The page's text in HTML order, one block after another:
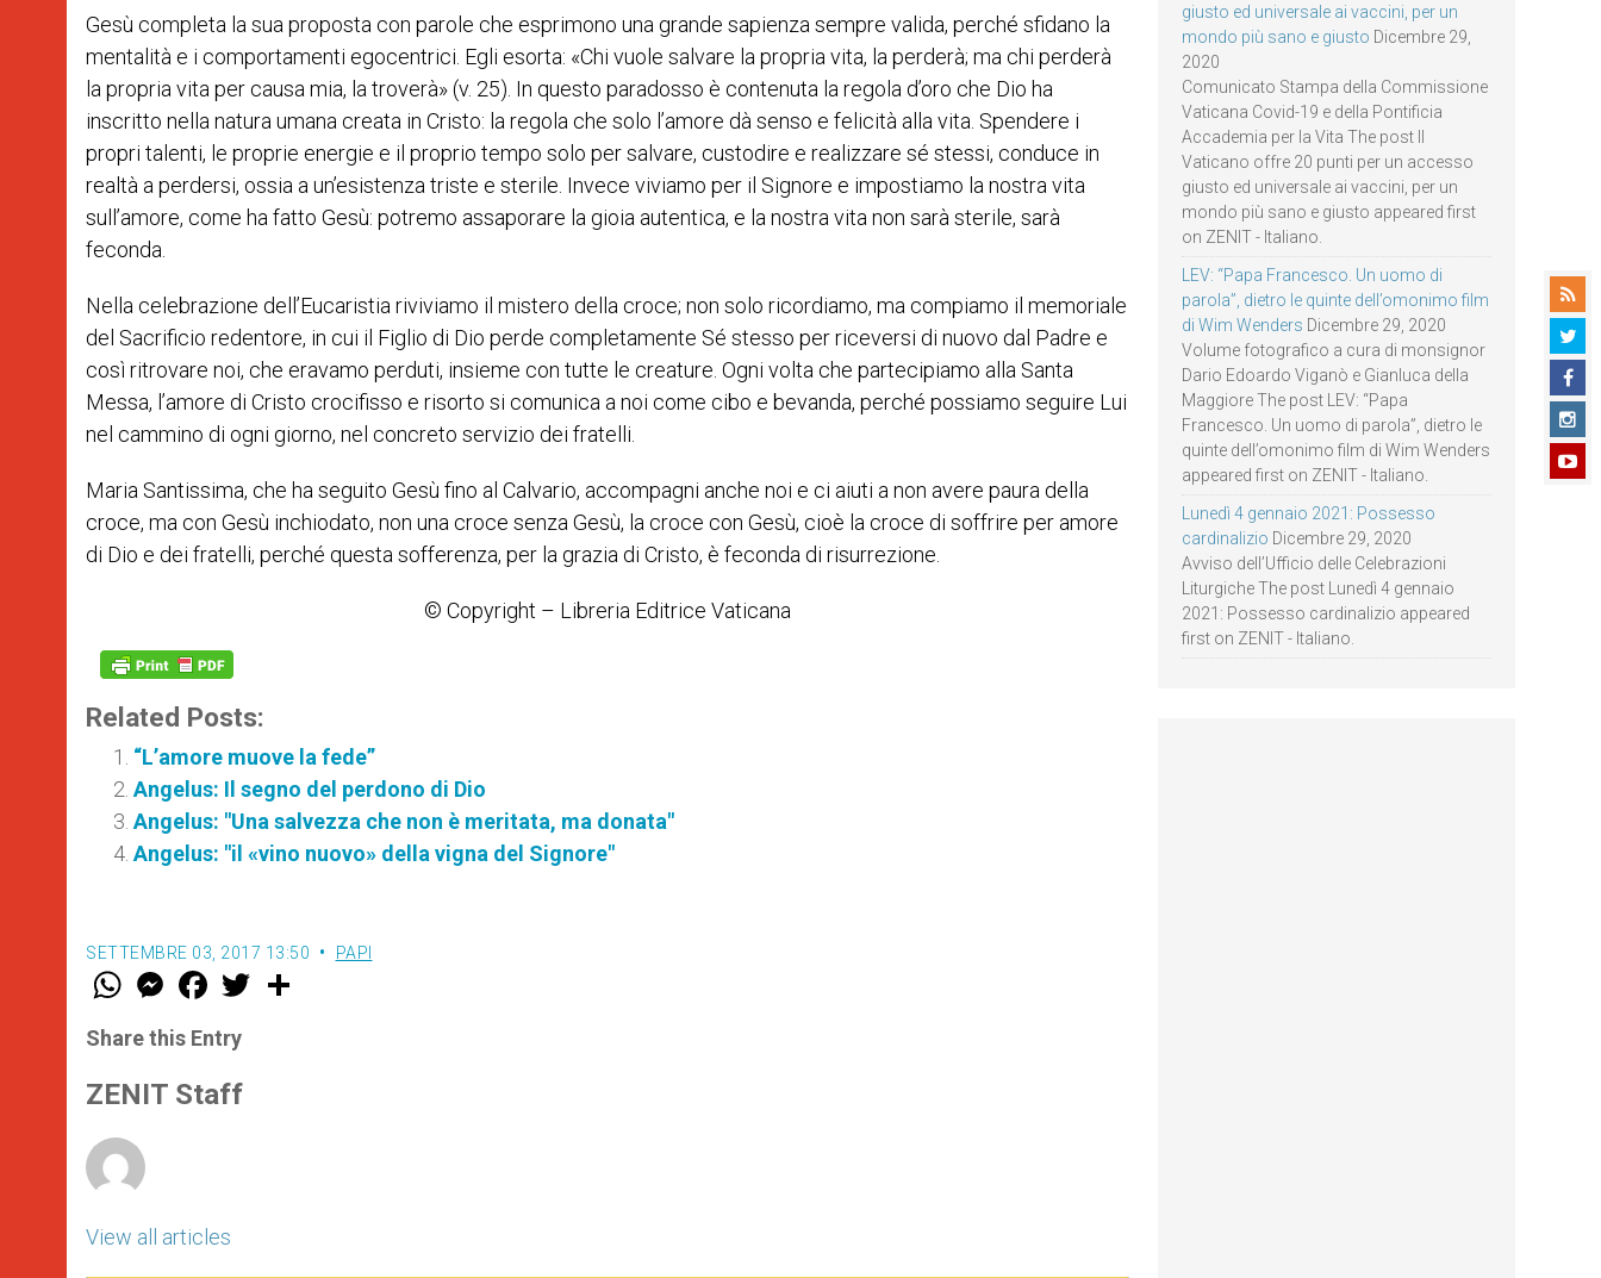
Gesù completa la sua proposta con parole che esprimono una grande sapienza sempre valida, perché sfidano la
mentalità e i comportamenti egocentrici. Egli esorta: «Chi vuole salvare la propria vita, la perderà; ma chi perderà
la propria vita per causa mia, la troverà» (v. 25). In questo paradosso è contenuta la regola d’oro che Dio ha
inscritto nella natura umana creata in Cristo: la regola che solo l’amore dà senso e felicità alla vita. Spendere i
propri talenti, le proprie energie e il proprio tempo solo per salvare, custodire e realizzare sé stessi, conduce in
realtà a perdersi, ossia a un’esistenza triste e sterile. Invece viviamo per il Signore e impostiamo la nostra vita
sull’amore, come ha fatto Gesù: potremo assaporare la gioia autentica, e la nostra vita non sarà sterile, sarà
feconda.
Nella celebrazione dell’Eucaristia riviviamo il mistero della croce; non solo ricordiamo, ma compiamo il memoriale
del Sacrificio redentore, in cui il Figlio di Dio perde completamente Sé stesso per riceversi di nuovo dal Padre e
così ritrovare noi, che eravamo perduti, insieme con tutte le creature. Ogni volta che partecipiamo alla Santa
Messa, l’amore di Cristo crocifisso e risorto si comunica a noi come cibo e bevanda, perché possiamo seguire Lui
nel cammino di ogni giorno, nel concreto servizio dei fratelli.
Maria Santissima, che ha seguito Gesù fino al Calvario, accompagni anche noi e ci aiuti a non avere paura della
croce, ma con Gesù inchiodato, non una croce senza Gesù, la croce con Gesù, cioè la croce di soffrire per amore
di Dio e dei fratelli, perché questa sofferenza, per la grazia di Cristo, è feconda di risurrezione.
© Copyright – Libreria Editrice Vaticana
Related Posts:
“L’amore muove la fede”
Angelus: Il segno del perdono di Dio
Angelus: "Una salvezza che non è meritata, ma donata"
Angelus: "il «vino nuovo» della vigna del Signore"
SETTEMBRE 03, 2017 13:50 PAPI
W
t
s
p
p
M
e
s
e
g
e
F
a
e
b
o
k
w
Share this Entry
ZENIT Staff
View all articles
giusto ed universale ai vaccini, per un
mondo più sano e giusto Dicembre 29,
2020
Comunicato Stampa della Commissione
Vaticana Covid-19 e della Pontificia
Accademia per la Vita The post Il
Vaticano offre 20 punti per un accesso
giusto ed universale ai vaccini, per un
mondo più sano e giusto appeared first
on ZENIT - Italiano.
LEV: “Papa Francesco. Un uomo di
parola”, dietro le quinte dell’omonimo film
di Wim Wenders Dicembre 29, 2020
Volume fotografico a cura di monsignor
Dario Edoardo Viganò e Gianluca della
Maggiore The post LEV: “Papa
Francesco. Un uomo di parola”, dietro le
quinte dell’omonimo film di Wim Wenders
appeared first on ZENIT - Italiano.
Lunedì 4 gennaio 2021: Possesso
cardinalizio Dicembre 29, 2020
Avviso dell’Ufficio delle Celebrazioni
Liturgiche The post Lunedì 4 gennaio
2021: Possesso cardinalizio appeared
first on ZENIT - Italiano.